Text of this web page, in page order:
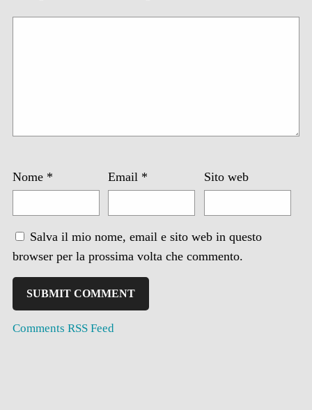
Nome * Email * Sito web
Salva il mio nome, email e sito web in questo
browser per la prossima volta che commento.
Comments RSS Feed